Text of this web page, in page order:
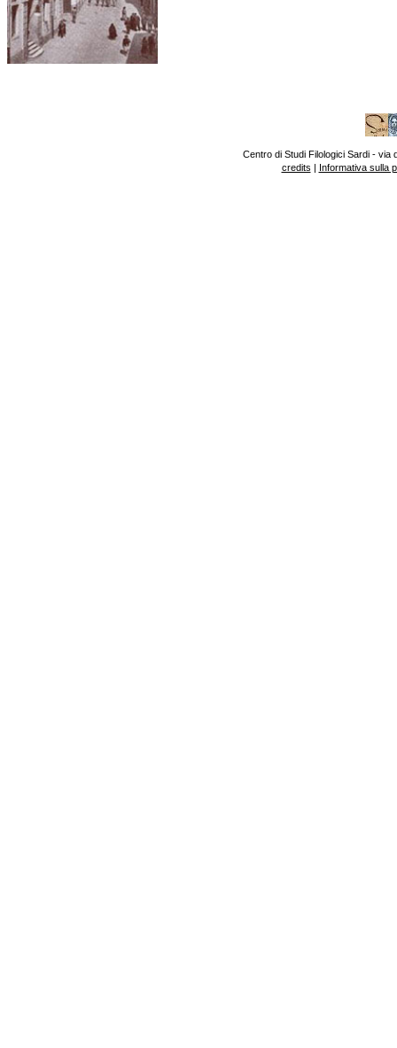
Centro di Studi Filologici Sardi - via
credits | Informativa sulla